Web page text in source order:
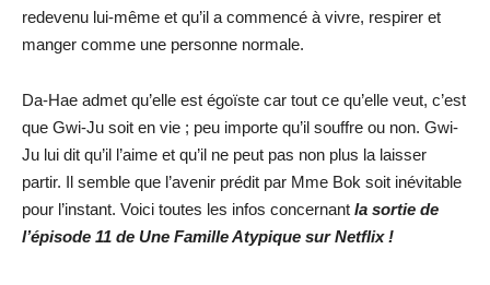
redevenu lui-même et qu’il a commencé à vivre, respirer et
manger comme une personne normale.
Da-Hae admet qu’elle est égoïste car tout ce qu’elle veut, c’est
que Gwi-Ju soit en vie ; peu importe qu’il souffre ou non. Gwi-
Ju lui dit qu’il l’aime et qu’il ne peut pas non plus la laisser
partir. Il semble que l’avenir prédit par Mme Bok soit inévitable
pour l’instant. Voici toutes les infos concernant la sortie de
l’épisode 11 de Une Famille Atypique sur Netflix !